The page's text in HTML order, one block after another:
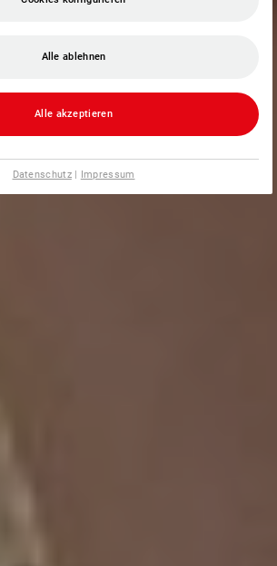
Alle ablehnen
Alle akzeptieren
Datenschutz| Impressum